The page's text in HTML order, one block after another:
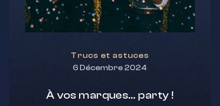
Trucs et astuces
6 Décembre 2024
À vos marques… party !